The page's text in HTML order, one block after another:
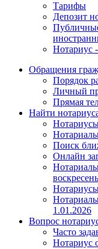
Тарифы
Депозит
Нотариус
Обращения
Порядок
Личный
Прямая
Найти
Поиск
Онлайн
1.01.2026
Вопрос
Часто
Нотариус